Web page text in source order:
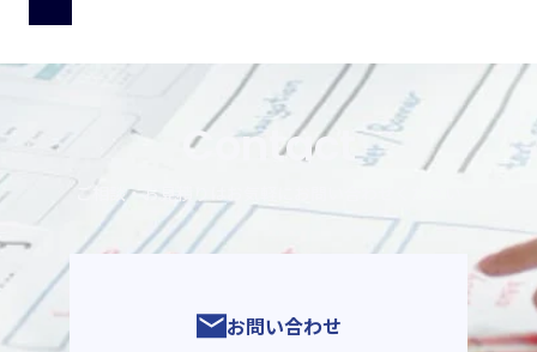
Contact
ご相談・お見積りはお気軽にお問い合わせください
お問い合わせ